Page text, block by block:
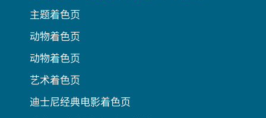
主题着色页
动物着色页
动物着色页
艺术着色页
迪士尼经典电影着色页